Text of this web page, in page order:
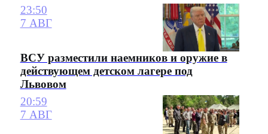
23:50
7 АВГ
ВСУ разместили наемников и оружие в
действующем детском лагере под
Львовом
20:59
7 АВГ